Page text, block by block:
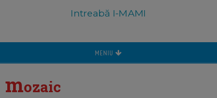
Intreabă I-MAMI
MENIU
mozaic